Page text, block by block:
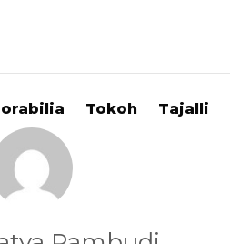
Tokoh Tajalli